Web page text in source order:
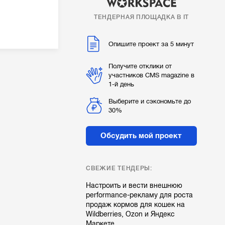
ТЕНДЕРНАЯ ПЛОЩАДКА В IT
Опишите проект за 5 минут
Получите отклики от
участников CMS magazine в
1-й день
Выберите и сэкономьте до
30%
Обсудить мой проект
СВЕЖИЕ ТЕНДЕРЫ:
Настроить и вести внешнюю
performance-рекламу для роста
продаж кормов для кошек на
Wildberries, Ozon и Яндекс